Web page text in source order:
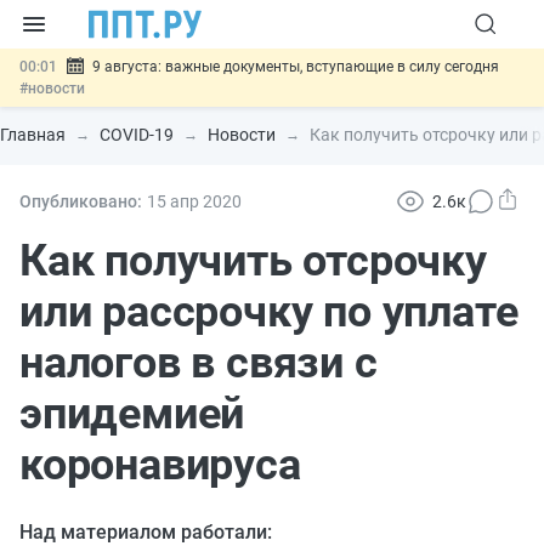
00:01
9 августа: важные документы, вступающие в силу сегодня
#новости
07.08 Подписан закон о блокировке продажи опасных товаров через
«Честный знак»#новости
07.08 Госпошлину за устранение ошибок в документах предлагают
07.08
отношений
#новости
Главная COVID-19 Новости Как получить отсрочку или
Опубликовано: 15 апр 2020 2.6к
Как получить отсрочку
или рассрочку по уплате
налогов в связи с
эпидемией
коронавируса
Над материалом работали: